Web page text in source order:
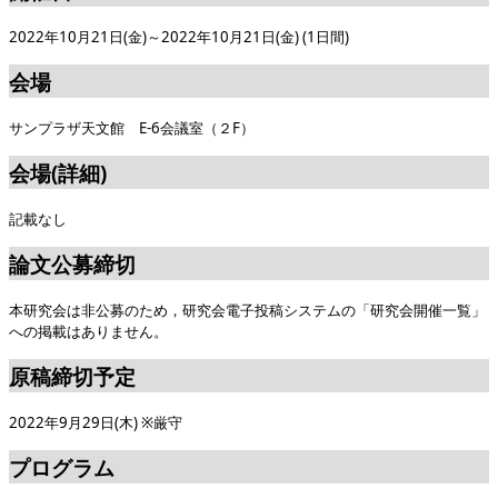
2022年10月21日(金)～2022年10月21日(金) (1日間)
会場
サンプラザ天文館 E-6会議室（２F）
会場(詳細)
記載なし
論文公募締切
本研究会は非公募のため，研究会電子投稿システムの「研究会開催一覧」
への掲載はありません。
原稿締切予定
2022年9月29日(木) ※厳守
プログラム